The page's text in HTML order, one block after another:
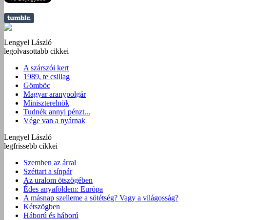
Lengyel László
legolvasottabb cikkei
A szárszói kert
1989, te csillag
Gömböc
Magyar aranypolgár
Miniszterelnök
Tudnék annyi pénzt...
Vége van a nyárnak
Lengyel László
legfrissebb cikkei
Szemben az árral
Széttart a sínpár
Az uralom ötszögében
Édes anyaföldem: Európa
A másnap szelleme a sötétség? Vagy a világosság?
Kétszögben
Háború és háború